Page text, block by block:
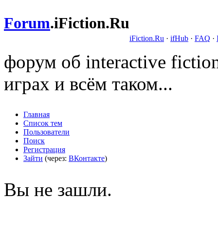
Forum.iFiction.Ru
iFiction.Ru · ifHub · FAQ ·
форум об interactive
играх и всём таком...
Главная
Список тем
Пользователи
Поиск
Регистрация
Зайти (через: ВКонтакте)
Вы не зашли.